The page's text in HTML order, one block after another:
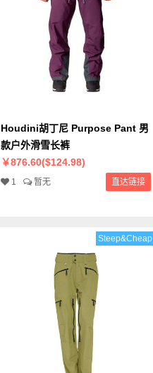
Houdini胡丁尼 Purpose Pant 男
款户外滑雪长裤
￥876.60($124.98)
1 暂无 直达链接
Steep&Cheap